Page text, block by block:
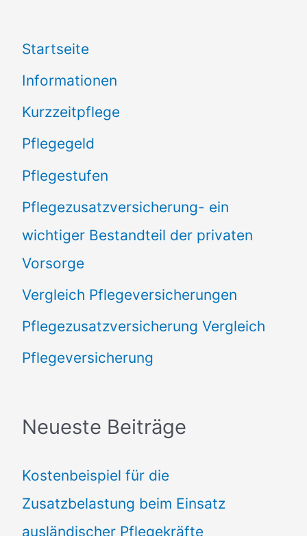
Startseite
Informationen
Kurzzeitpflege
Pflegegeld
Pflegestufen
Pflegezusatzversicherung- ein
wichtiger Bestandteil der privaten
Vorsorge
Vergleich Pflegeversicherungen
Pflegezusatzversicherung Vergleich
Pflegeversicherung
Neueste Beiträge
Kostenbeispiel für die
Zusatzbelastung beim Einsatz
ausländischer Pflegekräfte